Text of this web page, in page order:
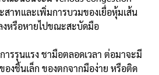
สาทและเพิ่มการบวมของเยื่อหุ้มเส้น
งหรือหายไปขณะสะบัดมือ
ารรุนแรง ชามือตลอดเวลา ต่อมาจะมี
องชิ้นเล็ก ของตกจากมือง่าย หรือติด